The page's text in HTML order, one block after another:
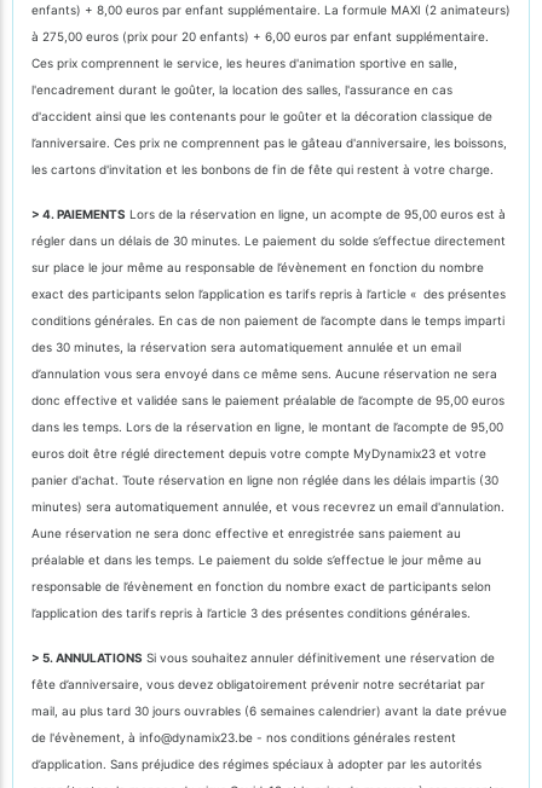
enfants) + 8,00 euros par enfant supplémentaire. La formule MAXI (2 animateurs)
à 275,00 euros (prix pour 20 enfants) + 6,00 euros par enfant supplémentaire.
Ces prix comprennent le service, les heures d'animation sportive en salle,
l'encadrement durant le goûter, la location des salles, l'assurance en cas
d'accident ainsi que les contenants pour le goûter et la décoration classique de
l’anniversaire. Ces prix ne comprennent pas le gâteau d'anniversaire, les boissons,
les cartons d'invitation et les bonbons de fin de fête qui restent à votre charge.
> 4. PAIEMENTS Lors de la réservation en ligne, un acompte de 95,00 euros est à
régler dans un délais de 30 minutes. Le paiement du solde s’effectue directement
sur place le jour même au responsable de l’évènement en fonction du nombre
exact des participants selon l’application es tarifs repris à l’article « des présentes
conditions générales. En cas de non paiement de l’acompte dans le temps imparti
des 30 minutes, la réservation sera automatiquement annulée et un email
d’annulation vous sera envoyé dans ce même sens. Aucune réservation ne sera
donc effective et validée sans le paiement préalable de l’acompte de 95,00 euros
dans les temps. Lors de la réservation en ligne, le montant de l’acompte de 95,00
euros doit être réglé directement depuis votre compte MyDynamix23 et votre
panier d'achat. Toute réservation en ligne non réglée dans les délais impartis (30
minutes) sera automatiquement annulée, et vous recevrez un email d'annulation.
Aune réservation ne sera donc effective et enregistrée sans paiement au
préalable et dans les temps. Le paiement du solde s’effectue le jour même au
responsable de l’évènement en fonction du nombre exact de participants selon
l’application des tarifs repris à l’article 3 des présentes conditions générales.
> 5. ANNULATIONS Si vous souhaitez annuler définitivement une réservation de
fête d’anniversaire, vous devez obligatoirement prévenir notre secrétariat par
mail, au plus tard 30 jours ouvrables (6 semaines calendrier) avant la date prévue
de l'évènement, à info@dynamix23.be - nos conditions générales restent
d’application. Sans préjudice des régimes spéciaux à adopter par les autorités